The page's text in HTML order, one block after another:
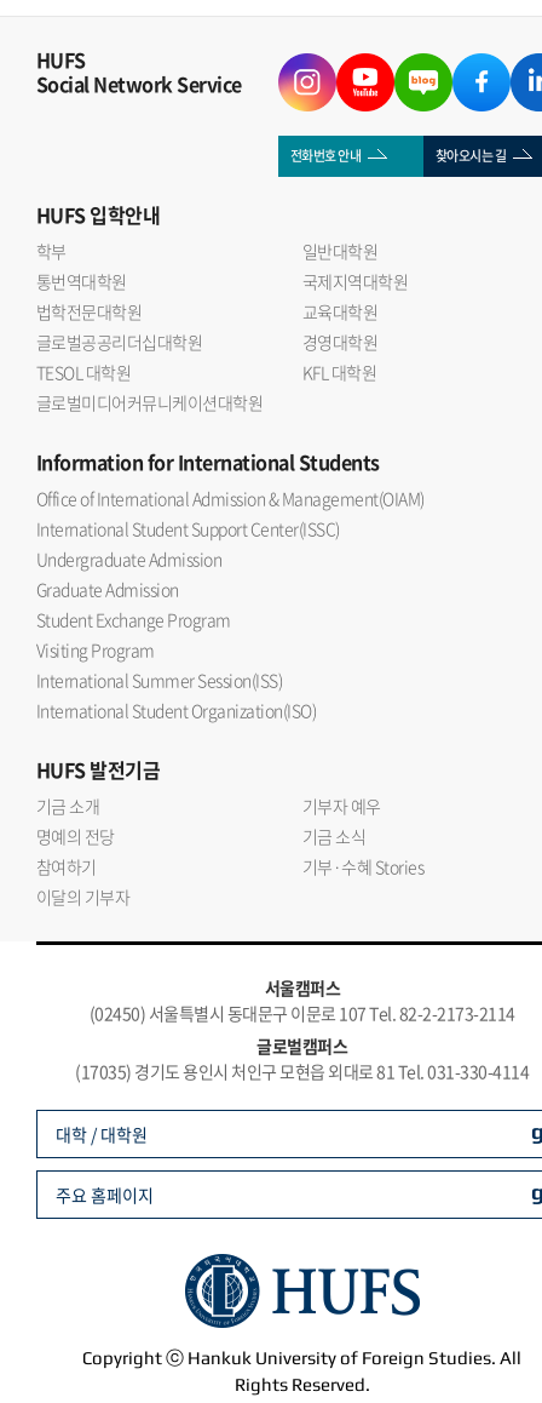
HUFS
Social Network Service
전화번호 안내 찾아오시는 길
HUFS입학안내
학부
일반대학원
통번역대학원
국제지역대학원
법학전문대학원
교육대학원
글로벌공공리더십대학원
경영대학원
TESOL 대학원
KFL 대학원
글로벌미디어커뮤니케이션대학원
Informationfor International Students
Office of International Admission & Management(OIAM)
International Student Support Center(ISSC)
Undergraduate Admission
Graduate Admission
Student Exchange Program
Visiting Program
International Summer Session(ISS)
International Student Organization(ISO)
HUFS발전기금
기금 소개
기부자 예우
명예의 전당
기금 소식
참여하기
기부·수혜 Stories
이달의 기부자
서울캠퍼스
(02450) 서울특별시 동대문구 이문로 107 Tel. 82-2-2173-2114
글로벌캠퍼스
(17035) 경기도 용인시 처인구 모현읍 외대로 81 Tel. 031-330-4114
Copyright ⓒ Hankuk University of Foreign Studies. All
Rights Reserved.
대학 / 대학원
주요 홈페이지